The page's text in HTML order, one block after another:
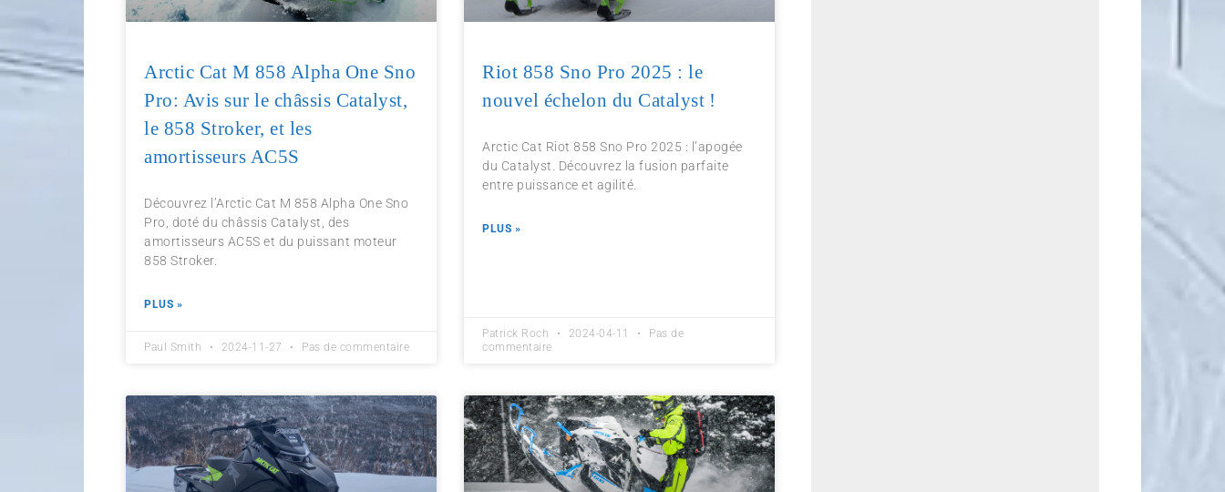
Arctic Cat M 858 Alpha One Sno
Pro: Avis sur le châssis Catalyst,
le 858 Stroker, et les
amortisseurs AC5S
Découvrez l’Arctic Cat M 858 Alpha One Sno
Pro, doté du châssis Catalyst, des
amortisseurs AC5S et du puissant moteur
858 Stroker.
PLUS »
Paul Smith 2024-11-27 Pas de commentaire
Riot 858 Sno Pro 2025 : le
nouvel échelon du Catalyst !
Arctic Cat Riot 858 Sno Pro 2025 : l’apogée
du Catalyst. Découvrez la fusion parfaite
entre puissance et agilité.
PLUS »
Patrick Roch 2024-04-11
Pas de
commentaire